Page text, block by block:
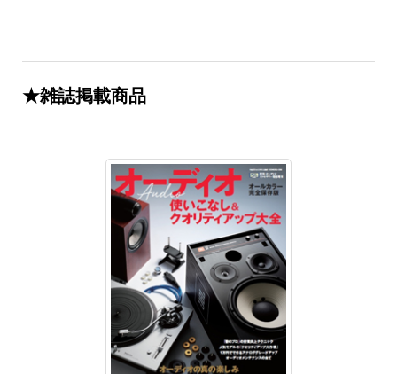
★雑誌掲載商品